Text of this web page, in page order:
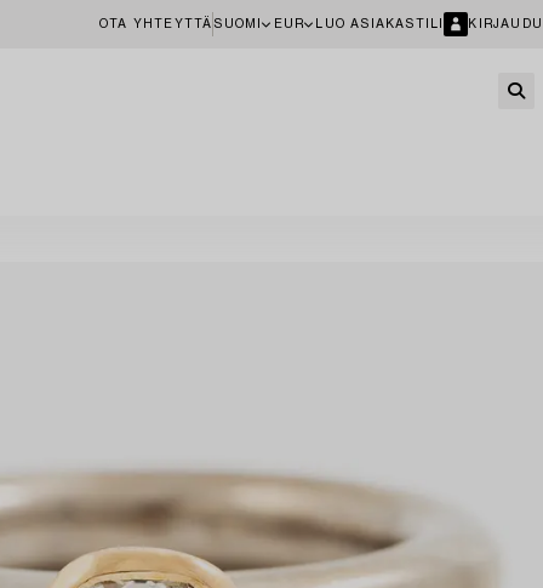
OTA YHTEYTTÄ SUOMI EUR LUO ASIAKASTILI KIRJAUDU